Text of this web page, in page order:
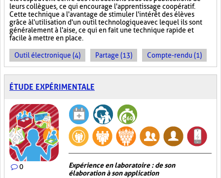
leurs collègues, ce qui encourage l'apprentissage coopératif.
Cette technique a l'avantage de stimuler l'intérêt des élèves
grâce à l'utilisation d'un outil technologique avec lequel ils sont
généralement à l'aise, ce qui en fait une technique rapide et
facile à mettre en place.
Outil électronique (4) Partage (13) Compte-rendu (1)
ÉTUDE EXPÉRIMENTALE
0
Expérience en laboratoire : de son
élaboration à son application